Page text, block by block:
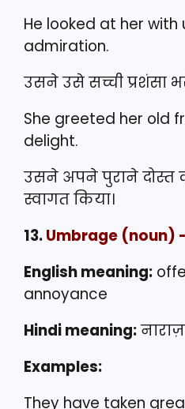
He looked at her with
admiration.
उसने उसे सच्ची प्रशंसा
She greeted her old
delight.
उसने अपने पुराने दोस्त
स्वागत किया।
13.Umbrage (noun)
English meaning:
annoyance
Hindi meaning:
Examples:
They have taken